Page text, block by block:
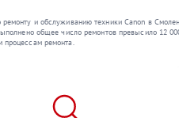
и обслуживанию техники Canon в
общее число ремонтов превысило 12
процессам ремонта.